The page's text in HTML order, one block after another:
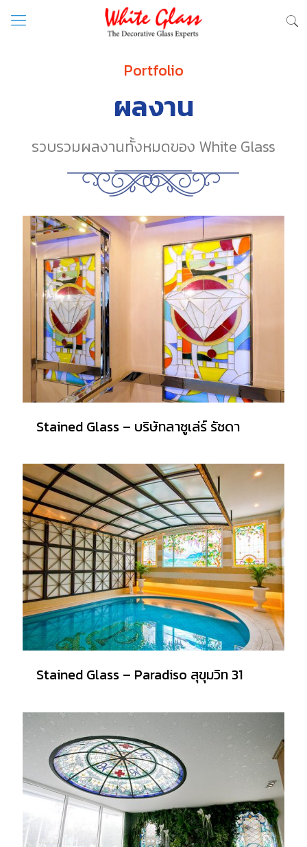
Portfolio
ผลงาน
รวบรวมผลงานทั้งหมดของ White Glass
Stained Glass – บริษัทลาชูเล่ร์ รัชดา
Stained Glass – Paradiso สุขุมวิท 31